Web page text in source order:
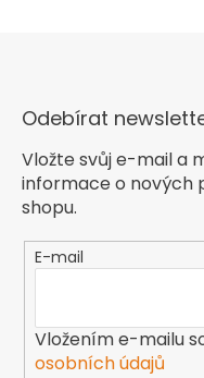
Odebírat
Vložte svůj e-mail a
informace o nových
shopu.
E-mail
Vložením e-mailu
osobních údajů